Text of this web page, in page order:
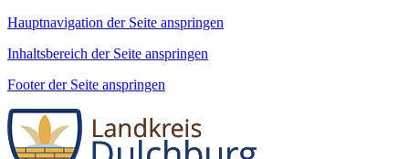
Hauptnavigation der Seite anspringen
Inhaltsbereich der Seite anspringen
Footer der Seite anspringen